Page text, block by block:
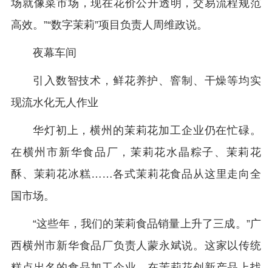
场就像菜市场，现在花价公开透明，交易流程规范
高效。”“数字茉莉”项目负责人周维政说。
夜幕车间
引入数智技术，鲜花养护、窨制、干燥等均实
现流水化无人作业
华灯初上，横州的茉莉花加工企业仍在忙碌。
在横州市新华食品厂，茉莉花水晶粽子、茉莉花
酥、茉莉花冰糕……各式茉莉花食品从这里走向全
国市场。
“这些年，我们的茉莉食品销量上升了三成。”广
西横州市新华食品厂负责人蒙永斌说。这家以传统